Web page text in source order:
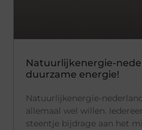
Natuurlijkenergie-
duurzame energie!
Natuurlijkenergie-
allemaal wel willen.
steentje bijdrage aan het